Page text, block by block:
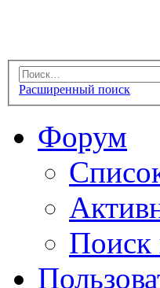
Расширенный поиск
Форум
Поиск